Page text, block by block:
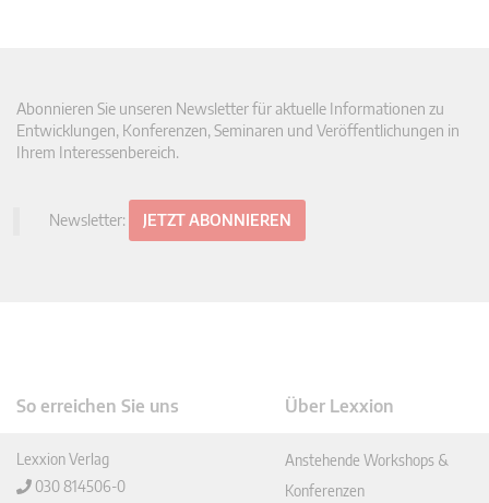
Abonnieren Sie unseren Newsletter für aktuelle Informationen zu
Entwicklungen, Konferenzen, Seminaren und Veröffentlichungen in
Ihrem Interessenbereich.
Newsletter: JETZT ABONNIEREN
So erreichen Sie uns
Lexxion Verlag
030 814506-0
Über Lexxion
Anstehende Workshops &
Konferenzen